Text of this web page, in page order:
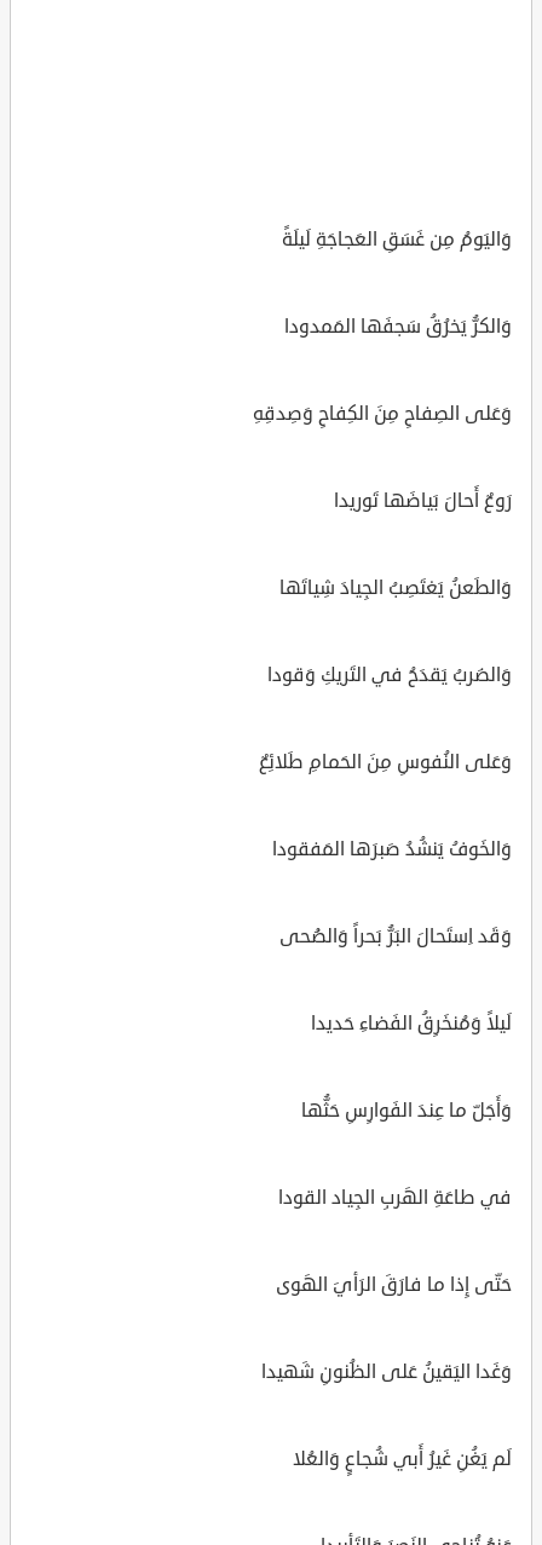
وَاليَومُ مِن غَسَقِ العَجاجَةِ لَيلَةً
وَالكرُّ يَخرُقُ سَجفَها المَمدودا
وَعَلى الصِفاحِ مِنَ الكِفاحِ وَصِدقِهِ
رَوعٌ أَحالَ بَياضَها تَوريدا
وَالطَعنُ يَغتَصِبُ الجِيادَ شِياتَها
وَالضَربُ يَقدَحُ في التَريكِ وَقودا
وَعَلى النُفوسِ مِنَ الحَمامِ طَلائِعٌ
وَالخَوفُ يَنشُدُ صَبرَها المَفقودا
وَقَد اِستَحالَ البَرُّ بَحراً وَالضُحى
لَيلاً وَمُنخَرِقُ الفَضاءِ حَديدا
وَأَجَلّ ما عِندَ الفَوارِسِ حَثُّها
في طاعَةِ الهَربِ الجِياد القودا
حَتّى إِذا ما فارَقَ الرَأيَ الهَوى
وَغَدا اليَقينُ عَلى الظُنونِ شَهيدا
لَم يَغُنِ غَيرُ أَبي شُجاعٍ وَالعُلا